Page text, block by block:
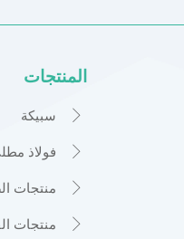
المنتجات
 سبيكة
 فولاذ
 منتجات
 منتجات